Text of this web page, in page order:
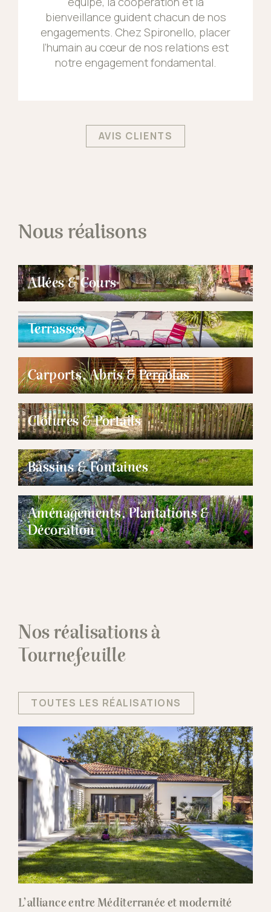
bienveillance guident chacun de nos
engagements. Chez Spironello, placer
l’humain au cœur de nos relations est
notre engagement fondamental.
AVIS CLIENTS
Nous réalisons
Allées & Cours
Terrasses
Carports, Abris & Pergolas
Clôtures & Portails
Bassins & Fontaines
Aménagements, Plantations &
Décoration
Nos réalisations à
Tournefeuille
TOUTES LES RÉALISATIONS
L’alliance entre Méditerranée et modernité